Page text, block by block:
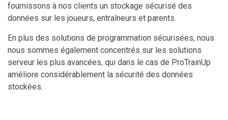
fournissons à nos clients un stockage sécurisé des
données sur les joueurs, entraîneurs et parents.
En plus des solutions de programmation sécurisées, nous
nous sommes également concentrés sur les solutions
serveur les plus avancées, qui dans le cas de ProTrainUp
améliore considérablement la sécurité des données
stockées.